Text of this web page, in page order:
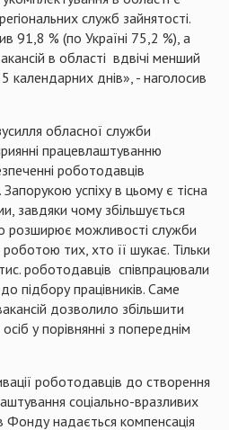
служб зайнятості.
91,8 % (по Україні 75,2 %), а
в області вдвічі менший
5 календарних днів», - наголосив
обласної служби
працевлаштуванню
роботодавців
успіху в цьому є тісна
завдяки чому збільшується
розширює можливості служби
роботою тих, хто її шукає. Тільки
роботодавців співпрацювали
підбору працівників. Саме
дозволило збільшити
у порівнянні з попереднім
роботодавців до створення
соціально-вразливих
Фонду надається компенсація